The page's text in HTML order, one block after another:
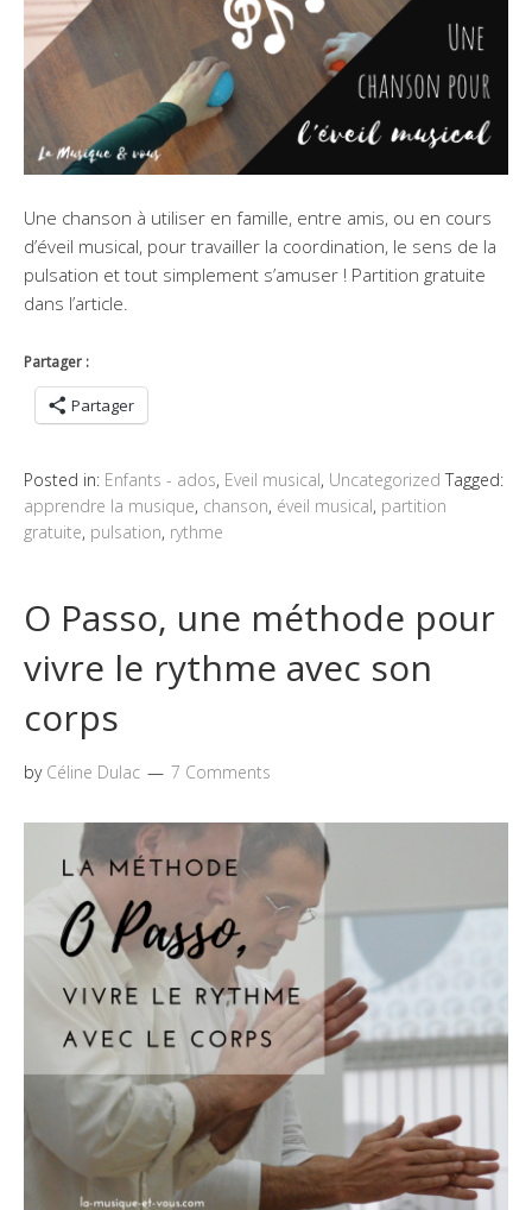
Une chanson à utiliser en famille, entre amis, ou en cours
d’éveil musical, pour travailler la coordination, le sens de la
pulsation et tout simplement s’amuser ! Partition gratuite
dans l’article.
Partager :
Partager
Posted in: Enfants - ados, Eveil musical, Uncategorized Tagged:
apprendre la musique, chanson, éveil musical, partition
gratuite, pulsation, rythme
O Passo, une méthode pour
vivre le rythme avec son
corps
by Céline Dulac 7 Comments